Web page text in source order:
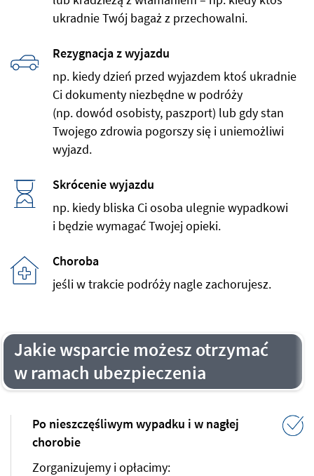
ukradnie Twój bagaż z przechowalni.
Rezygnacja z wyjazdu
np. kiedy dzień przed wyjazdem ktoś ukradnie
Ci dokumenty niezbędne w podróży
(np. dowód osobisty, paszport) lub gdy stan
Twojego zdrowia pogorszy się i uniemożliwi
wyjazd.
Skrócenie wyjazdu
np. kiedy bliska Ci osoba ulegnie wypadkowi
i będzie wymagać Twojej opieki.
Choroba
jeśli w trakcie podróży nagle zachorujesz.
Jakie wsparcie możesz otrzymać
w ramach ubezpieczenia
Po nieszczęśliwym wypadku i w nagłej
chorobie
Zorganizujemy i opłacimy: